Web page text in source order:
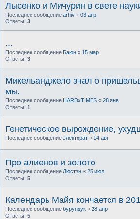
Лысенко и Мичурин в свете
Последнее сообщение arhiv « 03 апр
Ответы: 3
...
Последнее сообщение Баюн « 15 мар
Ответы: 3
Микельанджело знал о
мы.
Последнее сообщение HARDxTIMES « 28 янв
Ответы: 1
Генетическое вырождение,
Последнее сообщение электорат « 14 авг
Про алиенов и золото
Последнее сообщение Люстэн « 25 июл
Ответы: 5
Календарь Майя кончается в
Последнее сообщение бурундук « 28 апр
Ответы: 5